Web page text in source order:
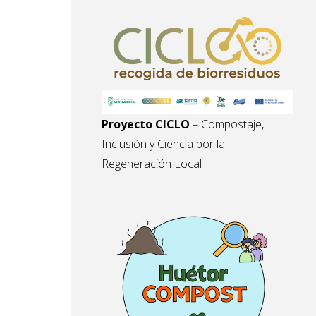
Proyecto CICLO – Compostaje,
Inclusión y Ciencia por la
Regeneración Local